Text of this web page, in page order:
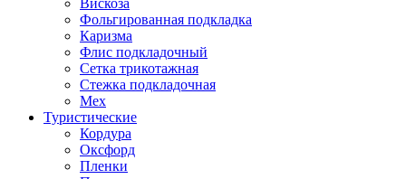
Вискоза
Фольгированная подкладка
Каризма
Флис подкладочный
Сетка трикотажная
Стежка подкладочная
Мех
Туристические
Кордура
Оксфорд
Пленки